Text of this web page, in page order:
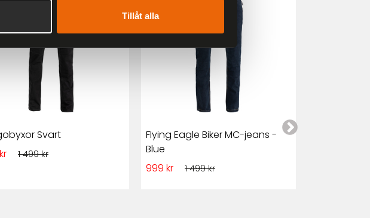
Tillåt alla
Svart
1 499 kr
Flying Eagle Biker MC-jeans -
Blue
999 kr
1 499 kr